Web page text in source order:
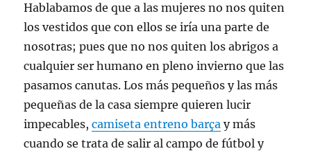
Hablabamos de que a las mujeres no nos quiten
los vestidos que con ellos se iría una parte de
nosotras; pues que no nos quiten los abrigos a
cualquier ser humano en pleno invierno que las
pasamos canutas. Los más pequeños y las más
pequeñas de la casa siempre quieren lucir
impecables,camiseta entreno barça y más
cuando se trata de salir al campo de fútbol y